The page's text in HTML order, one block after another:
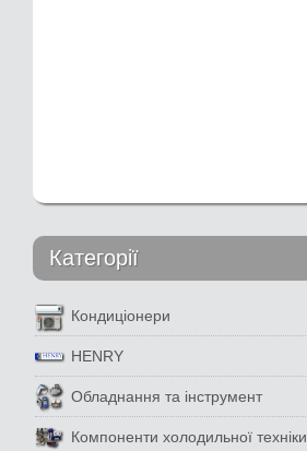
Категорії
Кондиціонери
HENRY
Обладнання та інструмент
Компоненти холодильної техніки